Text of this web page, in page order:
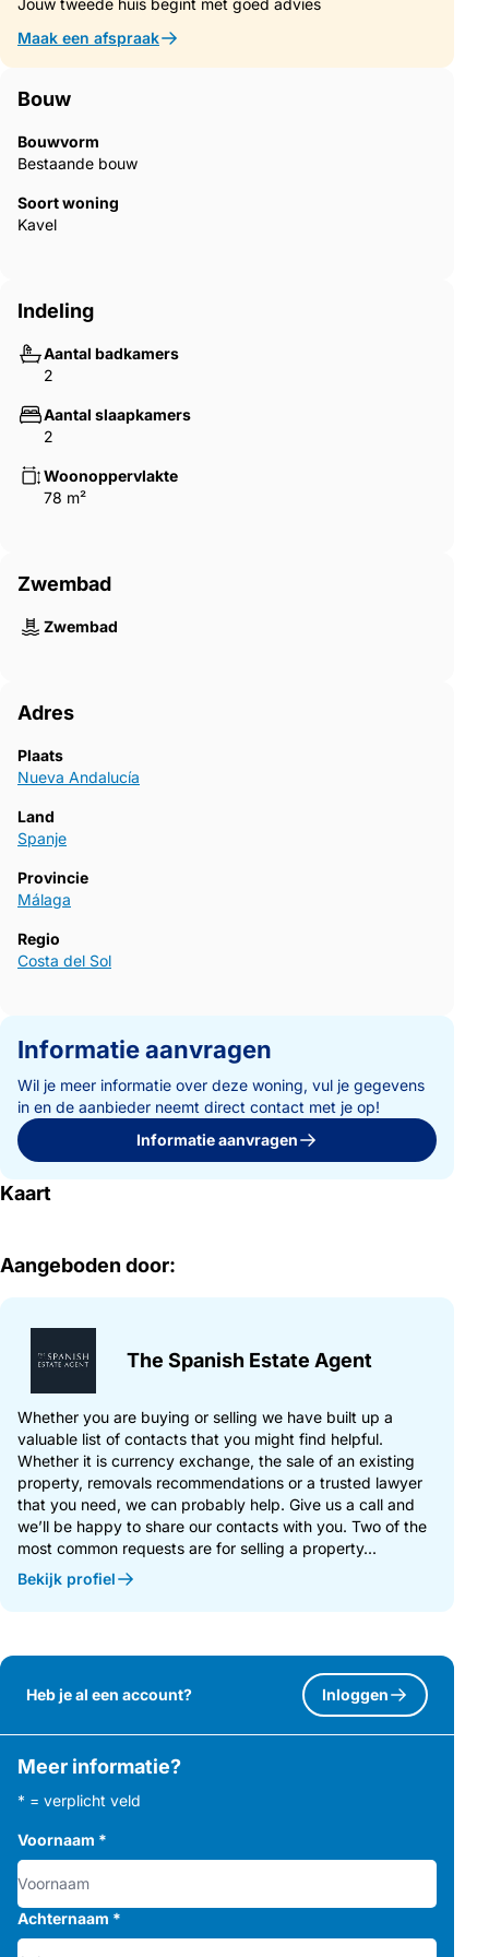
Jouw tweede huis begint met goed advies
Maak een afspraak
Bouw
Bouwvorm
Bestaande bouw
Soort woning
Kavel
Indeling
Aantal badkamers
2
Aantal slaapkamers
2
Woonoppervlakte
78 m²
Zwembad
Zwembad
Adres
Plaats
Nueva Andalucía
Land
Spanje
Provincie
Málaga
Regio
Costa del Sol
Informatie aanvragen
Wil je meer informatie over deze woning, vul je gegevens
in en de aanbieder neemt direct contact met je op!
Informatie aanvragen
Kaart
Aangeboden door:
The Spanish Estate Agent
Whether you are buying or selling we have built up a
valuable list of contacts that you might find helpful.
Whether it is currency exchange, the sale of an existing
property, removals recommendations or a trusted lawyer
that you need, we can probably help. Give us a call and
we’ll be happy to share our contacts with you. Two of the
most common requests are for selling a property...
Bekijk profiel
Heb je al een account? Inloggen
Meer informatie?
* = verplicht veld
Voornaam *
Achternaam *